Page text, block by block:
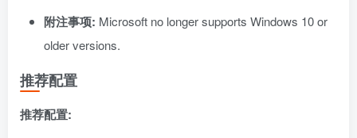
附注事项: Microsoft no longer supports Windows 10 or
older versions.
推荐配置
推荐配置: